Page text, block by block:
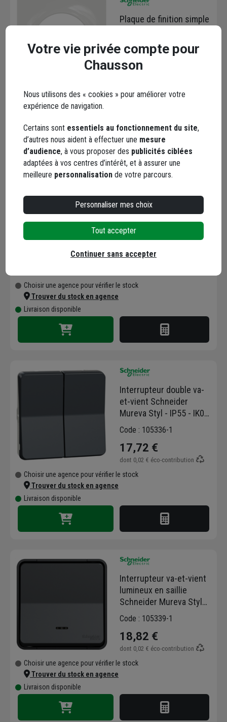
Plaque de finition simple
pour 1 poste encastré -
blanc brillant RAL 9003
Choisir une agence pour vérifier le stock
Trouver du stock en agence
Détecteur de présence
et de mouvement
Schneider Odace à
encastrer - avec support
Anthracite
Code : 228227-1
98,66 €
Choisir une agence pour vérifier le stock
Trouver du stock en agence
Livraison disponible
Interrupteur double va-
et-vient Schneider
Mureva Styl - IP55 - IK08
- gris anthracite - 10AX
250V
Code : 105336-1
17,72 €
dont 0,02 € éco-contribution
Choisir une agence pour vérifier le stock
Trouver du stock en agence
Livraison disponible
Interrupteur va-et-vient
lumineux en saillie
Schneider Mureva Styl
complet - IP55 - IK08 -
Code : 105339-1
18,82 €
dont 0,02 € éco-contribution
Choisir une agence pour vérifier le stock
Trouver du stock en agence
Livraison disponible
Votre vie privée compte pour
Chausson
Nous utilisons des « cookies » pour améliorer votre
expérience de navigation.
Certains sont essentiels au fonctionnement du site,
d’autres nous aident à effectuer une mesure
d’audience, à vous proposer des publicités ciblées
adaptées à vos centres d’intérêt, et à assurer une
meilleure personnalisation de votre parcours.
Personnaliser mes choix
Tout accepter
Continuer sans accepter